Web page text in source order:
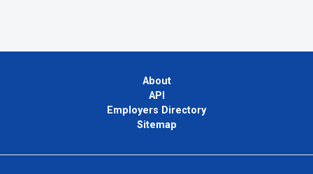
About
API
Employers Directory
Sitemap